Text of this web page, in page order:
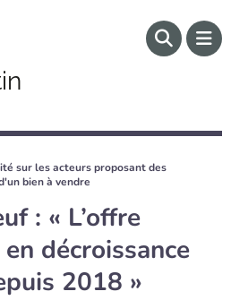
sur les acteurs proposant des
bien à vendre
: « L’offre
décroissance
2018 »